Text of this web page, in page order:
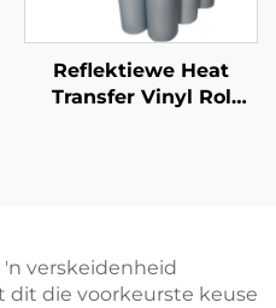
Reflektiewe Heat
Transfer Vinyl Rol
verskeidenheid
dit die voorkeurste keuse